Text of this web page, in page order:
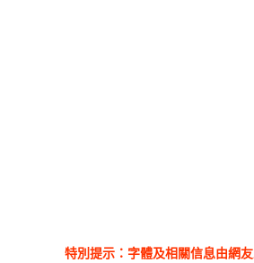
特別提示：字體及相關信息由網